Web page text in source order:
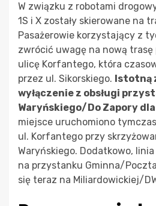
W związku z robotami
1S i X zostały skierowane na
Pasażerowie korzystający z
zwrócić uwagę na nową trasę
ulicę Korfantego, która
przez ul. Sikorskiego. Istotną
wyłączenie z obsługi
Waryńskiego/Do Zapory dla
miejsce uruchomiono
ul. Korfantego przy
Waryńskiego. Dodatkowo,
na przystanku Gminna/
się teraz na Miliardowickiej/